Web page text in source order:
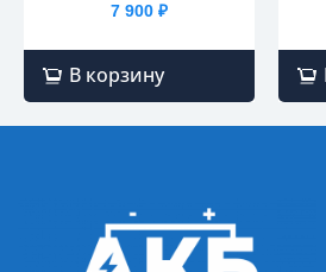
7 900 ₽
В корзину